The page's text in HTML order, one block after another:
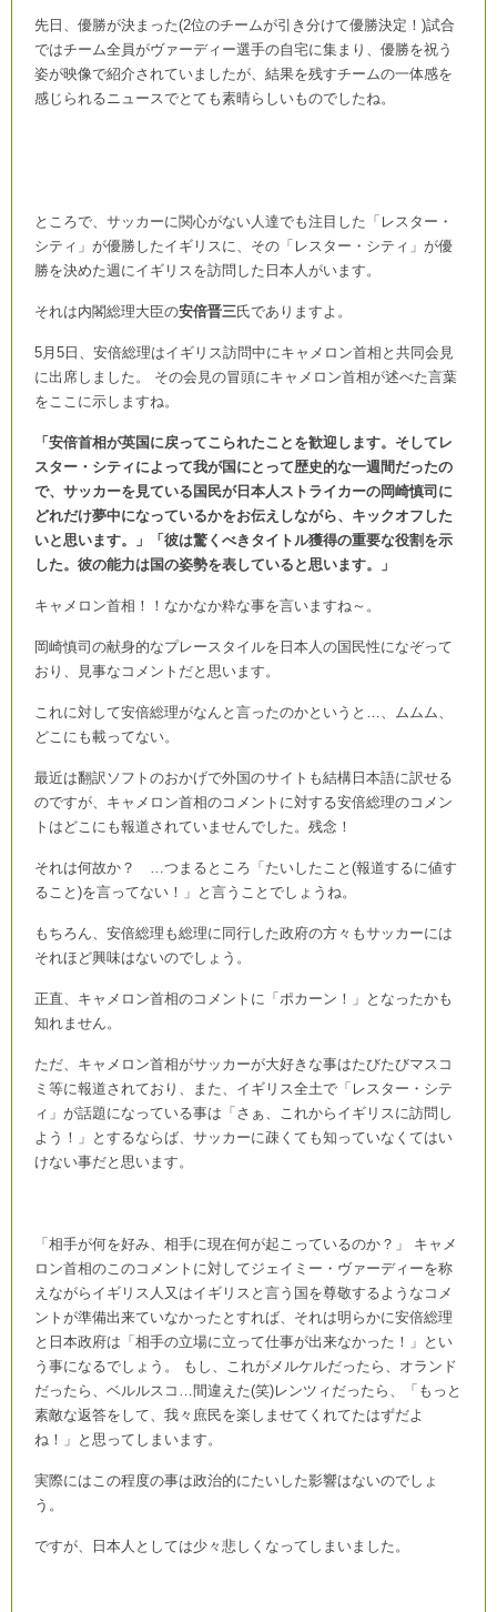
先日、優勝が決まった(2位のチームが引き分けて優勝決定！)試合
ではチーム全員がヴァーディー選手の自宅に集まり、優勝を祝う
姿が映像で紹介されていましたが、結果を残すチームの一体感を
感じられるニュースでとても素晴らしいものでしたね。
ところで、サッカーに関心がない人達でも注目した「レスター・
シティ」が優勝したイギリスに、その「レスター・シティ」が優
勝を決めた週にイギリスを訪問した日本人がいます。
それは内閣総理大臣の安倍晋三氏でありますよ。
5月5日、安倍総理はイギリス訪問中にキャメロン首相と共同会見
に出席しました。 その会見の冒頭にキャメロン首相が述べた言葉
をここに示しますね。
「安倍首相が英国に戻ってこられたことを歓迎します。そしてレ
スター・シティによって我が国にとって歴史的な一週間だったの
で、サッカーを見ている国民が日本人ストライカーの岡崎慎司に
どれだけ夢中になっているかをお伝えしながら、キックオフした
いと思います。」「彼は驚くべきタイトル獲得の重要な役割を示
した。彼の能力は国の姿勢を表していると思います。」
キャメロン首相！！なかなか粋な事を言いますね～。
岡崎慎司の献身的なプレースタイルを日本人の国民性になぞって
おり、見事なコメントだと思います。
これに対して安倍総理がなんと言ったのかというと…、ムムム、
どこにも載ってない。
最近は翻訳ソフトのおかげで外国のサイトも結構日本語に訳せる
のですが、キャメロン首相のコメントに対する安倍総理のコメン
トはどこにも報道されていませんでした。残念！
それは何故か？ …つまるところ「たいしたこと(報道するに値す
ること)を言ってない！」と言うことでしょうね。
もちろん、安倍総理も総理に同行した政府の方々もサッカーには
それほど興味はないのでしょう。
正直、キャメロン首相のコメントに「ポカーン！」となったかも
知れません。
ただ、キャメロン首相がサッカーが大好きな事はたびたびマスコ
ミ等に報道されており、また、イギリス全土で「レスター・シテ
ィ」が話題になっている事は「さぁ、これからイギリスに訪問し
よう！」とするならば、サッカーに疎くても知っていなくてはい
けない事だと思います。
「相手が何を好み、相手に現在何が起こっているのか？」 キャメ
ロン首相のこのコメントに対してジェイミー・ヴァーディーを称
えながらイギリス人又はイギリスと言う国を尊敬するようなコメ
ントが準備出来ていなかったとすれば、それは明らかに安倍総理
と日本政府は「相手の立場に立って仕事が出来なかった！」とい
う事になるでしょう。 もし、これがメルケルだったら、オランド
だったら、ベルルスコ…間違えた(笑)レンツィだったら、「もっと
素敵な返答をして、我々庶民を楽しませてくれてたはずだよ
ね！」と思ってしまいます。
実際にはこの程度の事は政治的にたいした影響はないのでしょ
う。
ですが、日本人としては少々悲しくなってしまいました。